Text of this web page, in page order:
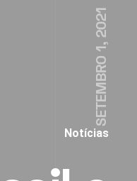
SETEMBRO 1, 2021
Notícias